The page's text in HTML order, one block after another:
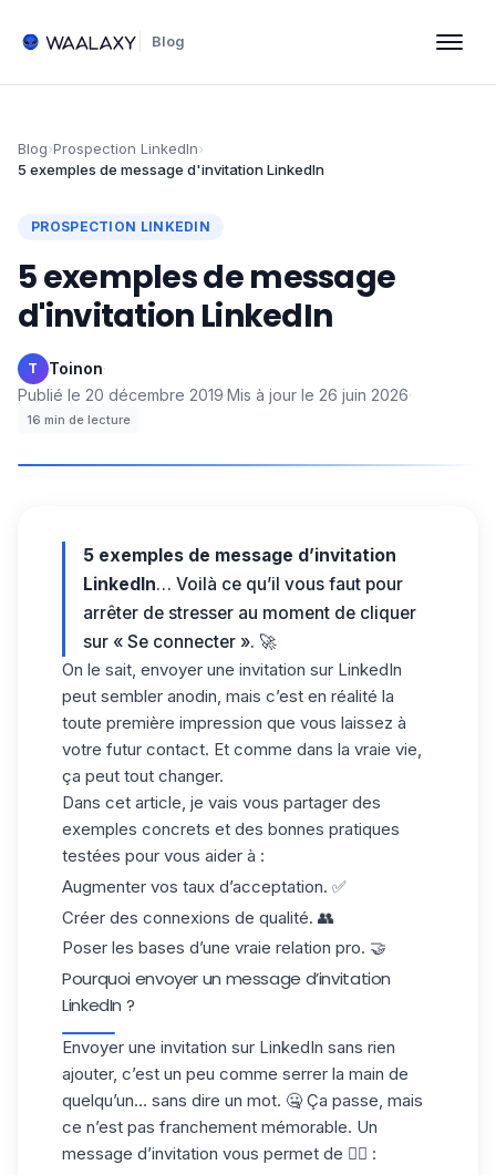
Blog
Blog›Prospection LinkedIn›
5 exemples de message d'invitation LinkedIn
PROSPECTION LINKEDIN
5 exemples de message
d'invitation LinkedIn
T Toinon·
Publié le 20 décembre 2019·Mis à jour le 26 juin 2026·
16 min de lecture
5 exemples de message d’invitation
LinkedIn… Voilà ce qu’il vous faut pour
arrêter de stresser au moment de cliquer
sur « Se connecter ». 🚀
On le sait, envoyer une invitation sur LinkedIn
peut sembler anodin, mais c’est en réalité la
toute première impression que vous laissez à
votre futur contact. Et comme dans la vraie vie,
ça peut tout changer.
Dans cet article, je vais vous partager des
exemples concrets et des bonnes pratiques
testées pour vous aider à :
Augmenter vos taux d’acceptation. ✅
Créer des connexions de qualité. 👥
Poser les bases d’une vraie relation pro. 🤝
Pourquoi envoyer un message d’invitation
LinkedIn ?
Envoyer une invitation sur LinkedIn sans rien
ajouter, c’est un peu comme serrer la main de
quelqu’un… sans dire un mot. 🤐 Ça passe, mais
ce n’est pas franchement mémorable. Un
message d’invitation vous permet de 👇🏻 :